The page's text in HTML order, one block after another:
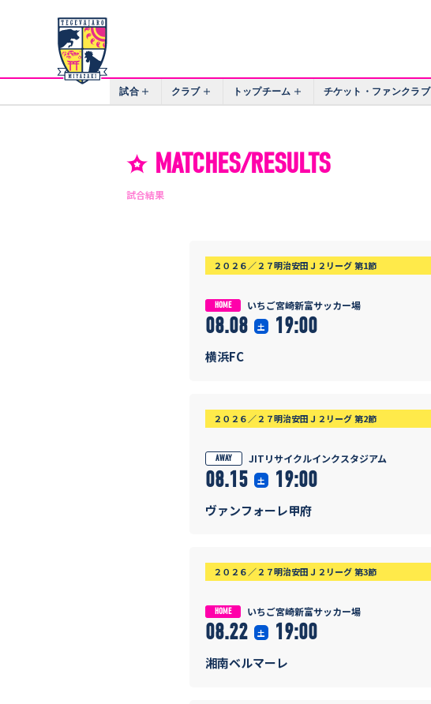
試合 クラブ トップチーム チケット・ファンクラブ
MATCHES/RESULTS
試合結果
２０２６／２７明治安田Ｊ２リーグ 第1節
HOME いちご宮崎新富サッカー場
08.08 土 19:00
横浜FC
２０２６／２７明治安田Ｊ２リーグ 第2節
AWAY JITリサイクルインクスタジアム
08.15 土 19:00
ヴァンフォーレ甲府
２０２６／２７明治安田Ｊ２リーグ 第3節
HOME いちご宮崎新富サッカー場
08.22 土 19:00
湘南ベルマーレ